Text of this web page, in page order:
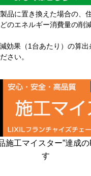
品に置き換えた場合の、
のエネルギー消費量の削
効果（1台あたり）の算出
さい。
施工マイスター”達成
す